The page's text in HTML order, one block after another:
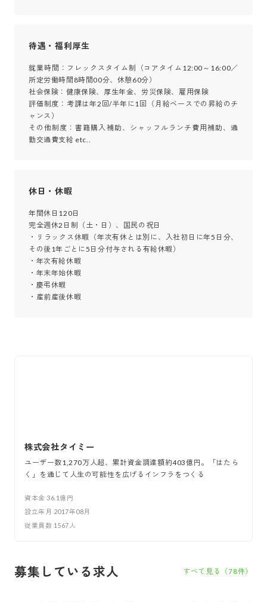
待遇・福利厚生
就業時間：フレックスタイム制（コアタイム12:00～16:00／
所定労働時間8時間00分、休憩60分）
社会保険：健康保険、厚生年金、労災保険、雇用保険
評価制度：考課は年2回/半年に1回（月給ベースでの昇給のチ
ャンス）
その他制度：書籍購入補助、シャッフルランチ費用補助、通
勤交通費支給 etc..
休日・休暇
年間休日120日
完全週休2日制（土・日）、国民の祝日
・リラックス休暇（年次有休とは別に、入社初日に年5日分、
その後1年ごとに5日分付与される有給休暇）
・年次有給休暇
・年末年始休暇
・慶弔休暇
・産前産後休暇
株式会社タイミー
ユーザー数1,270万人超、累計資金調達額約403億円。「はたら
く」を通じて人生の可能性を広げるインフラをつくる
資本金 36.1億円
設立年月 2017年08月
従業員数 1567 人
募集している求人 すべて見る（78件）